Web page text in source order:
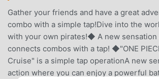
Gather your friends and have a great
combo with a simple tap!Dive into the
with your own pirates!◆ A new sensation
connects combos with a tap! ◆"ONE
Cruise" is a simple tap operationA new
action where you can enjoy a powerful